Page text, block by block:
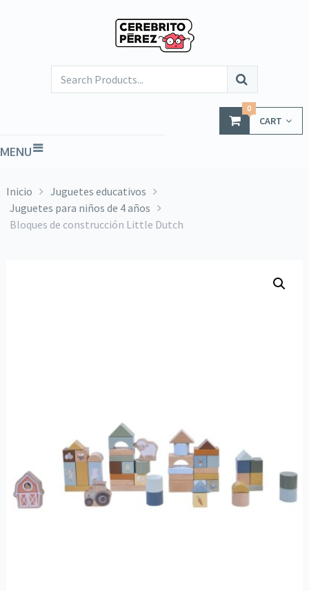
CART
0
MENU
Inicio
Juguetes educativos
Juguetes para niños de 4 años
Bloques de construcción Little Dutch